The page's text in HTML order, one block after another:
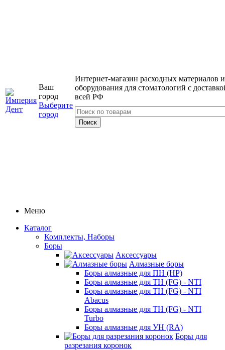
Ваш
город
Выберите
город
Интернет-магазин расходных материалов и
оборудования для стоматологий с
всей РФ
Меню
Каталог
Комплекты, Наборы
Боры
Аксессуары
Алмазные боры
Боры алмазные для ПН (HP)
Боры алмазные для ТН (FG) - NTI
Боры алмазные для ТН (FG) - NTI
Abacus
Боры алмазные для ТН (FG) - NTI
Turbo
Боры алмазные для УН (RA)
Боры для
разрезания коронок